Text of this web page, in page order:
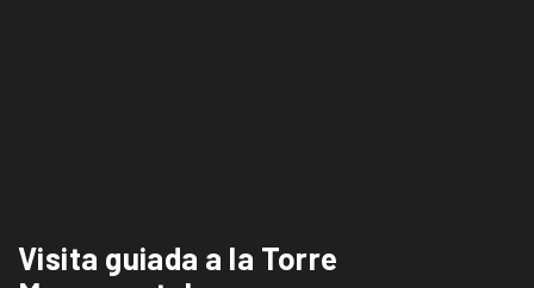
Visita guiada a la Torre